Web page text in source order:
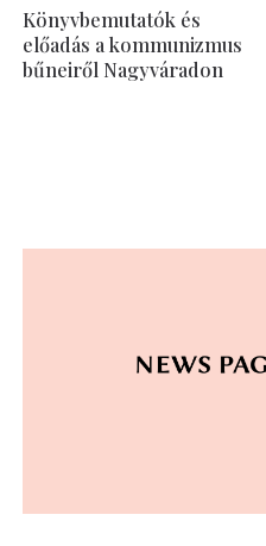
Könyvbemutatók és
előadás a kommunizmus
bűneiről Nagyváradon